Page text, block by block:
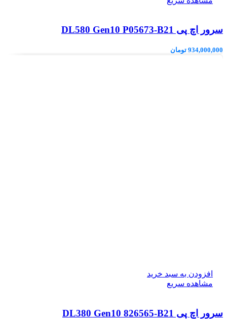
سرور اچ پی DL580 Gen10 P05673-B21
934,000,000 تومان
افزودن به سبد خرید
مشاهده سریع
سرور اچ پی DL380 Gen10 826565-B21